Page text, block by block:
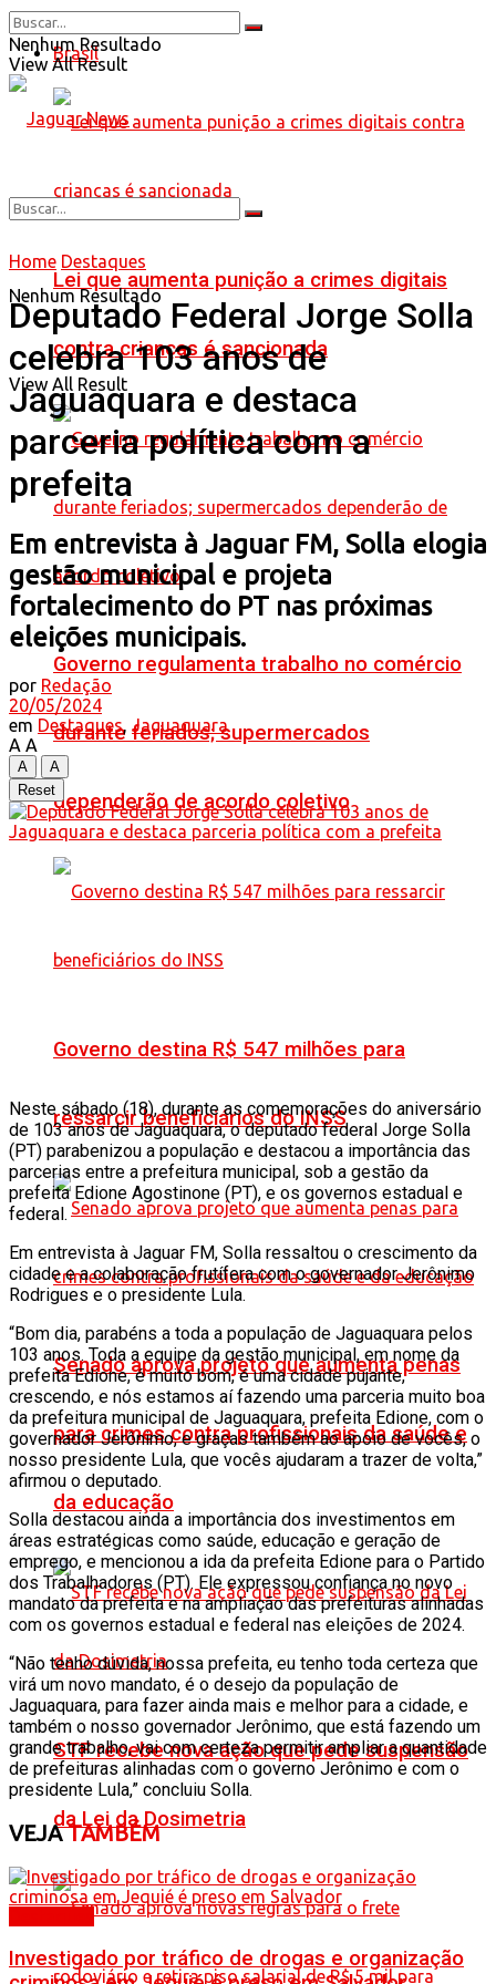
Brasil
Lei que aumenta punição a crimes digitais
contra crianças é sancionada
Governo regulamenta trabalho no comércio
durante feriados; supermercados
dependerão de acordo coletivo
Governo destina R$ 547 milhões para
ressarcir beneficiários do INSS
Senado aprova projeto que aumenta penas
para crimes contra profissionais da saúde e
da educação
STF recebe nova ação que pede suspensão
da Lei da Dosimetria
Nenhum Resultado
View All Result
Nenhum Resultado
View All Result
Home Destaques
Deputado Federal Jorge Solla
celebra 103 anos de
Jaguaquara e destaca
parceria política com a
prefeita
Em entrevista à Jaguar FM, Solla elogia
gestão municipal e projeta
fortalecimento do PT nas próximas
eleições municipais.
por Redação
20/05/2024
em Destaques, Jaguaquara
A A
A
A
Reset
Neste sábado (18), durante as comemorações do aniversário
de 103 anos de Jaguaquara, o deputado federal Jorge Solla
(PT) parabenizou a população e destacou a importância das
parcerias entre a prefeitura municipal, sob a gestão da
prefeita Edione Agostinone (PT), e os governos estadual e
federal.
Em entrevista à Jaguar FM, Solla ressaltou o crescimento da
cidade e a colaboração frutífera com o governador Jerônimo
Rodrigues e o presidente Lula.
“Bom dia, parabéns a toda a população de Jaguaquara pelos
103 anos. Toda a equipe da gestão municipal, em nome da
prefeita Edione, é muito bom, é uma cidade pujante,
crescendo, e nós estamos aí fazendo uma parceria muito boa
da prefeitura municipal de Jaguaquara, prefeita Edione, com o
governador Jerônimo, e graças também ao apoio de vocês, o
nosso presidente Lula, que vocês ajudaram a trazer de volta,”
afirmou o deputado.
Solla destacou ainda a importância dos investimentos em
áreas estratégicas como saúde, educação e geração de
emprego, e mencionou a ida da prefeita Edione para o Partido
dos Trabalhadores (PT). Ele expressou confiança no novo
mandato da prefeita e na ampliação das prefeituras alinhadas
com os governos estadual e federal nas eleições de 2024.
“Não tenho dúvida, nossa prefeita, eu tenho toda certeza que
virá um novo mandato, é o desejo da população de
Jaguaquara, para fazer ainda mais e melhor para a cidade, e
também o nosso governador Jerônimo, que está fazendo um
grande trabalho, vai com certeza permitir ampliar a quantidade
de prefeituras alinhadas com o governo Jerônimo e com o
presidente Lula,” concluiu Solla.
VEJATAMBÉM
Investigado por tráfico de drogas e organização